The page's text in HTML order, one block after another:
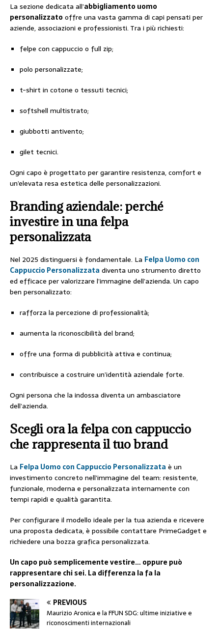
La sezione dedicata all’abbigliamento uomo
personalizzato offre una vasta gamma di capi pensati per
aziende, associazioni e professionisti. Tra i più richiesti:
felpe con cappuccio o full zip;
polo personalizzate;
t-shirt in cotone o tessuti tecnici;
softshell multistrato;
giubbotti antivento;
gilet tecnici.
Ogni capo è progettato per garantire resistenza, comfort e
un’elevata resa estetica delle personalizzazioni.
Branding aziendale: perché
investire in una felpa
personalizzata
Nel 2025 distinguersi è fondamentale. La Felpa Uomo con
Cappuccio Personalizzata diventa uno strumento diretto
ed efficace per valorizzare l’immagine dell’azienda. Un capo
ben personalizzato:
rafforza la percezione di professionalità;
aumenta la riconoscibilità del brand;
offre una forma di pubblicità attiva e continua;
contribuisce a costruire un’identità aziendale forte.
Ogni persona che la indossa diventa un ambasciatore
dell’azienda.
Scegli ora la felpa con cappuccio
che rappresenta il tuo brand
La Felpa Uomo con Cappuccio Personalizzata è un
investimento concreto nell’immagine del team: resistente,
funzionale, moderna e personalizzata internamente con
tempi rapidi e qualità garantita.
Per configurare il modello ideale per la tua azienda e ricevere
una proposta dedicata, è possibile contattare PrimeGadget e
richiedere una bozza grafica personalizzata.
Un capo può semplicemente vestire… oppure può
rappresentare chi sei. La differenza la fa la
personalizzazione.
PREVIOUS
Maurizio Aronica e la FFUN SDG: ultime iniziative e
riconoscimenti internazionali